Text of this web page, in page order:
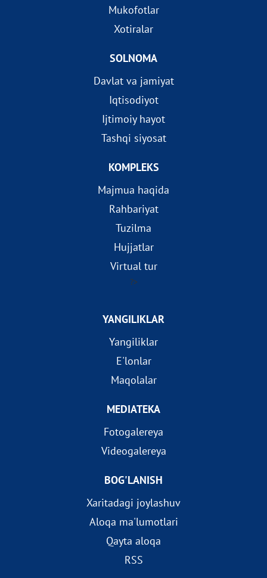
Mukofotlar
Xotiralar
SOLNOMA
Davlat va jamiyat
Iqtisodiyot
Ijtimoiy hayot
Tashqi siyosat
KOMPLEKS
Majmua haqida
Rahbariyat
Tuzilma
Hujjatlar
Virtual tur
?>
YANGILIKLAR
Yangiliklar
E'lonlar
Maqolalar
MEDIATEKA
Fotogalereya
Videogalereya
BOG'LANISH
Xaritadagi joylashuv
Aloqa ma'lumotlari
Qayta aloqa
RSS